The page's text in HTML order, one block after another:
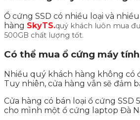
Ổ cứng SSD có nhiều loại và
hàng SkyTS.quý khách luôn mua
500GB chất lượng tốt.
Có thể mua ổ cứng máy
Nhiều quý khách hàng không có
Tuy nhiên, cửa hàng vẫn sẽ đảm
Cửa hàng có bán loại ổ cứng
cho mình một ổ cứng laptop Đà